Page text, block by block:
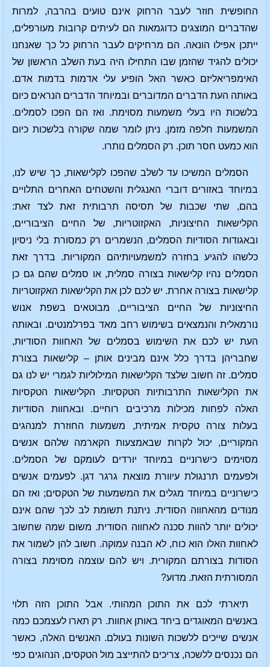
החופשית חוזר לעבר הרחוק אינם טועים בהרבה, למרות
שהדברים המוצגים כדוגמאות הם לעיתים קרובות מעורפלים,
ייתכן אפילו הונאה. הם מרחיקים לעבר הרחוק כל כך שאנחנו
יכולים להגיד שהזמן שבו התחילו היה בעת השלב הראשון של
האימפריאליזם כאשר האל הופיע עלי אדמות בדמות אדם.
באותה העת הדברים המדוברים ובמיוחד הדברים הנראים כיום
בלשכות היו בעלי משמעות מסוימת. ואז הם הפכו לסמלים.
המשמעות חלפה מזמן. ניתן לומר שמה שקורה בלשכות כיום
הוא כמעט חסר תוכן. רק הסמלים נותרו.
הסמלים המשיכו עד לשלב שהפכו לקלישאות, כך שיש לנו,
במיוחד באזורים דוברי האנגלית והשטחים האחרים התלויים
בהם, שתי שכבות של תסיסה תרבותית זאת לצד זאת:
הקלישאות החיצוניות, האקזוטריות, של החיים הציבוריים,
ובאגודות הסודיות הסמלים, הנשמרים רק כמסורת בלי ניסיון
כלשהו להגיע בחזרה למשמעויותיהם המקוריות. בדרך זאת
הסמלים נהיו קלישאות בצורה סמלית, או סמלים שהם גם כן
קלישאות בצורה אחרת. יש לכם לכן את הקלישאות האקזוטריות
החיצוניות של החיים הציבוריים, מבוטאים בשפת אנוש
נורמאלית והנמצאים בשימוש רחב מאד בפרלמנטים. ובאותה
העת יש לכם את השימוש בסמלים של האחוות הסודיות,
שחבריהן בדרך כלל אינם מבינים אותן – קלישאות בצורת
סמלים. זה חשוב שלצד הקלישאות המילוליות לגמרי יש לנו גם
את הקלישאות התרבותיות הטקסיות. הקלישאות הטקסיות
האלה לפחות מכילות מרכיבים רוחיים. ובאחוות הסודיות
בעלות צורה טקסית אמיתית, משמעות החוזרת למנהגים
המקוריים, יכול לקרות שבאמצעות הקארמה שלהם אנשים
מסוימים כישרוניים במיוחד יורדים לעומקם של הסמלים.
ולפעמים תרנגולת עיוורת מוצאת גרגר דגן. לפעמים אנשים
כישרוניים במיוחד מגלים את המשמעות של הטקסים; ואז הם
מנודים מהאחווה הסודית. ניתנת תשומת לב לכך שהם אינם
יכולים יותר להוות סכנה לאחווה הסודית. משום שמה שחשוב
לאחוות האלו הוא כוח, לא הבנה עמוקה. חשוב להן לשמור את
הסודות בצורתם המקורית. ויש להם עוצמה מסוימת בצורה
המסורתית הזאת. מדוע?
תיארתי לכם את התוכן המהותי. אבל התוכן הזה תלוי
באנשים המאוגדים ביחד באותן אחוות. רק תארו לעצמכם כמה
אנשים שייכים ללשכות השונות בעולם. האנשים האלה, כאשר
הם נכנסים ללשכה, צריכים להתייצב מול הטקסים, הנהוגים כפי